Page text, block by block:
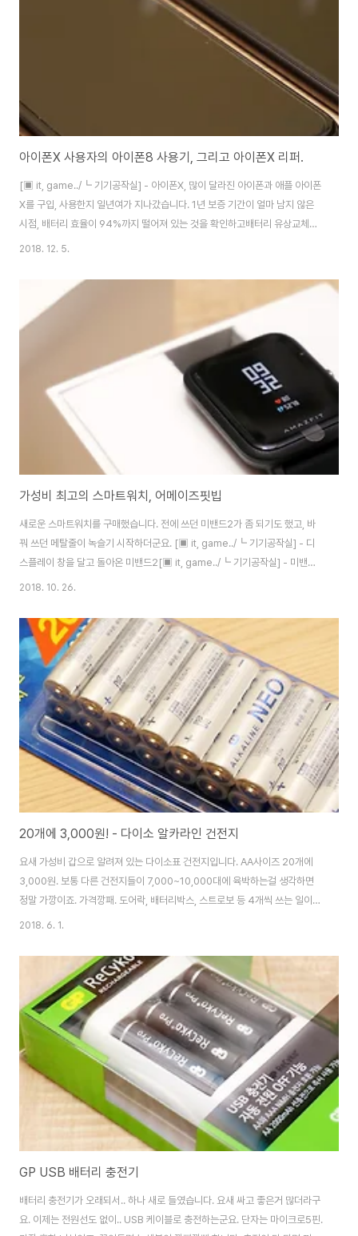
아이폰X 사용자의 아이폰8 사용기, 그리고 아이폰X 리퍼.
[▣ it, game../┗ 기기공작실] - 아이폰X, 많이 달라진 아이폰과 애플 아이폰
X를 구입, 사용한지 일년여가 지나갔습니다. 1년 보증 기간이 얼마 남지 않은
시점, 배터리 효율이 94%까지 떨어져 있는 것을 확인하고배터리 유상교체를
위해 서비스센터에 다녀왔죠. (1년 내에 신청하면 가격이 저렴합니다.) 결론적
드폰을 진단센터에 입고시키고 임시폰을 대여받아 쓰는 상황에 이르게 되죠.
그렇게 아이폰8을 만나게 됩니다. (그나마 운이 좋았습니다. 얼마전까지는 임
대폰이 아이폰6였다고.. ㄷㄷㄷ) 받은 김에 아이폰7과 비교를 해봤습니다. 좌
측이 아이폰7, 우측이 아이폰8입니다. 강화유리 붙인거 빼곤 차이가 거의 없어
2018. 12. 5.
가성비 최고의 스마트워치, 어메이즈핏빕
새로운 스마트워치를 구매했습니다. 전에 쓰던 미밴드2가 좀 되기도 했고, 바
꿔 쓰던 메탈줄이 녹슬기 시작하더군요. [▣ it, game../┗ 기기공작실] - 디
스플레이 창을 달고 돌아온 미밴드2[▣ it, game../┗ 기기공작실] - 미밴드2
메탈스트랩 밀레니엄루프 마침 메탈줄의 무거움을 느끼던 차라.. 좋은 가격대
미밴드3가 나왔지만, 2와 큰 차이를 모르겠고,어메이즈핏빕의 실물을 본 적 있
는데 괜찮더라구요. 무엇보다 가볍고 오래가서 선택! 박스를 열면 깔끔한 시계
가 눈에 들어옵니다. 디스플레이 전면의 디자인은 스티커입니다. 투명 필름이
아니라 검은색에 숫자가 그려진거라 저걸 떼어내야 디스플레이가 보여요. 구성
물은 ..
2018. 10. 26.
20개에 3,000원! - 다이소 알카라인 건전지
요새 가성비 갑으로 알려져 있는 다이소표 건전지입니다. AA사이즈 20개에
3,000원. 보통 다른 건전지들이 7,000~10,000대에 육박하는걸 생각하면
정말 가깡이죠. 가격깡패. 도어락, 배터리박스, 스트로보 등 4개씩 쓰는 일이
많아서.. 적당한 건전지를 한번씩 사두는 편인데, 디자인도 깔끔하고 좋네요. 높
의 가성비 제품 중 하나가 될 것 같습니다. ^^
2018. 6. 1.
GP USB 배터리 충전기
배터리 충전기가 오래되서.. 하나 새로 들였습니다. 요새 싸고 좋은거 많더라구
요. 이제는 전원선도 없이.. USB 케이블로 충전하는군요. 단자는 마이크로5핀.